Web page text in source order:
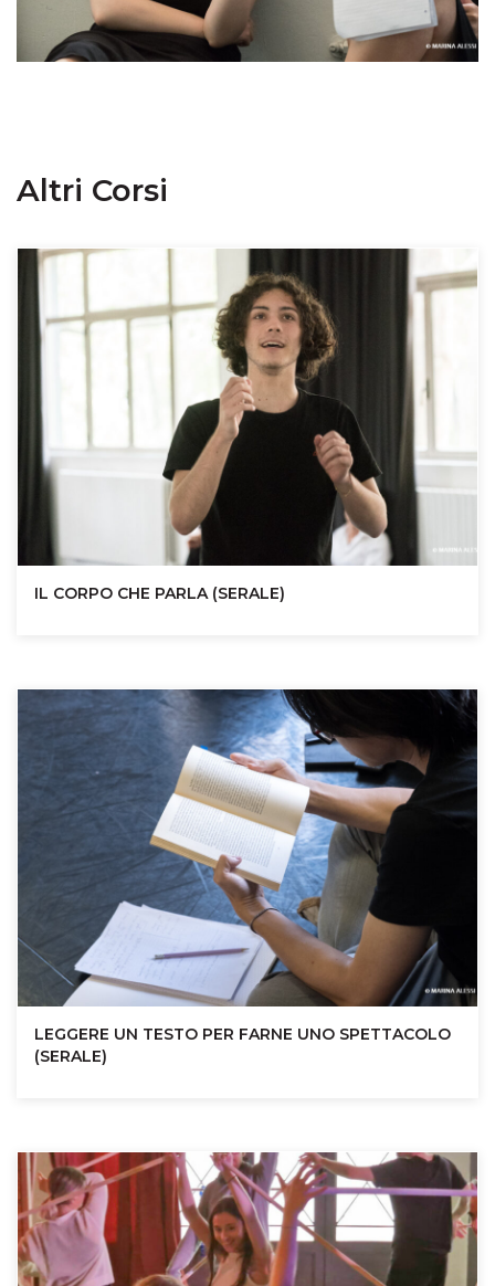
Altri Corsi
IL CORPO CHE PARLA (SERALE)
LEGGERE UN TESTO PER FARNE UNO SPETTACOLO
(SERALE)